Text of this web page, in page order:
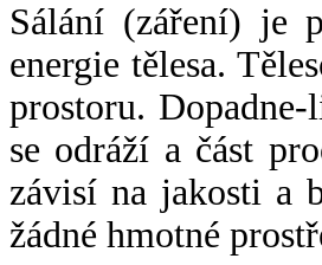
Sálání (záření) je
energie tělesa.
prostoru.
se odráží a část
závisí na jakosti a
žádné hmotné